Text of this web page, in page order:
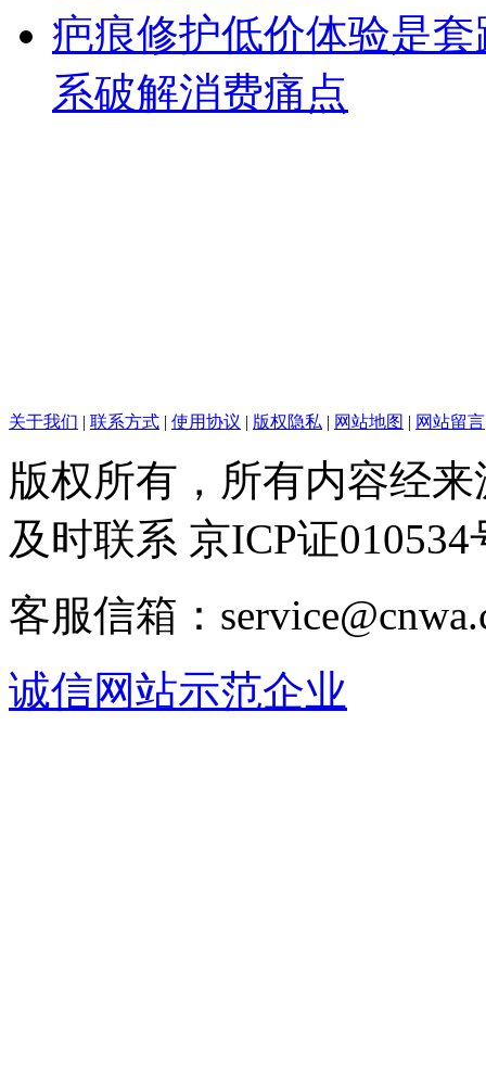
疤痕修护低价体验是
系破解消费痛点
关于我们 | 联系方式 | 使用协议 | 版权隐私 | 网站地图 | 网站留言
版权所有，所有内容经
及时联系 京ICP证010534
客服信箱：
诚信网站示范企业